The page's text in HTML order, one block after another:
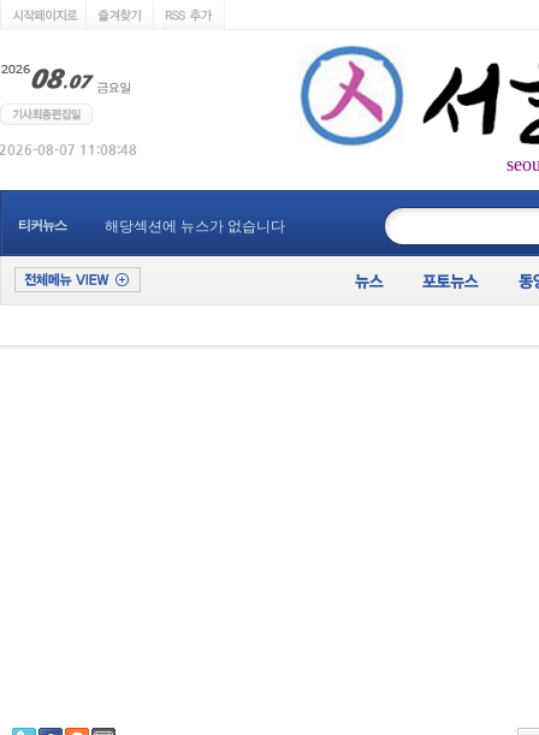
티커뉴스 해당섹션에 뉴스가 없습니다